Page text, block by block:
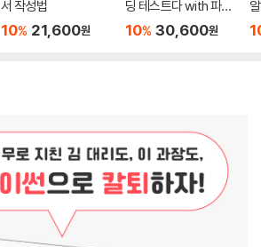
서 작성법
10% 21,600원
딩 테스트다 with 파이
썬
10% 30,600원